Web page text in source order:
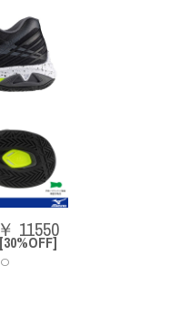
MIZUNO
￥ 20240